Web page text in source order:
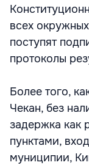
всех
поступят
протоколы
Более того,
Чекан, без
задержка как
пунктами,
муниципии,